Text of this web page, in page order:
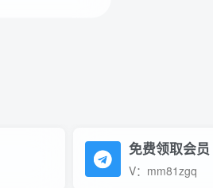
免费领取会员
V：mm81zgq